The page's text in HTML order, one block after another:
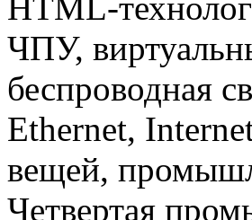
ЧПУ,
беспроводная
Ethernet,
вещей,
Четвертая